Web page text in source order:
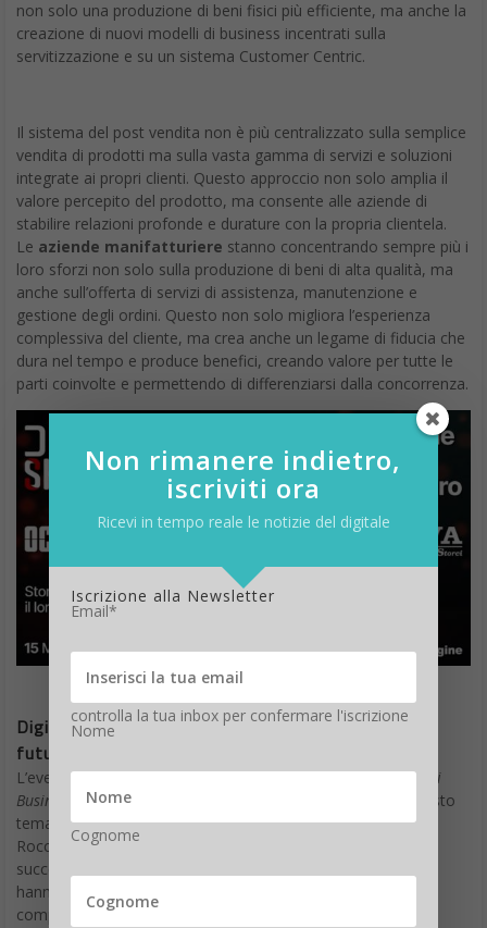
non solo una produzione di beni fisici più efficiente, ma anche la
creazione di nuovi modelli di business incentrati sulla
servitizzazione e su un sistema Customer Centric.
Il sistema del post vendita non è più centralizzato sulla semplice
vendita di prodotti ma sulla vasta gamma di servizi e soluzioni
integrate ai propri clienti. Questo approccio non solo amplia il
valore percepito del prodotto, ma consente alle aziende di
stabilire relazioni profonde e durature con la propria clientela.
Le aziende manifatturiere stanno concentrando sempre più i
loro sforzi non solo sulla produzione di beni di alta qualità, ma
anche sull’offerta di servizi di assistenza, manutenzione e
gestione degli ordini. Questo non solo migliora l’esperienza
complessiva del cliente, ma crea anche un legame di fiducia che
dura nel tempo e produce benefici, creando valore per tutte le
parti coinvolte e permettendo di differenziarsi dalla concorrenza.
Digital Sharing: l’evento sulla servitizzazione e il
futuro delle aziende manifatturiere
L’evento “Digital Sharing – La Servitizzazione come Modello di
Business del Futuro
” è un’occasione unica per esplorare questo
tema in profondità. In programma per il 15 maggio 2024 a
Rocca Sveva (VR), questo evento metterà in luce le storie di
successo di aziende manifatturiere che partendo da criticità
hanno trasformato il loro post vendita in un vantaggio
competitivo.
Non rimanere indietro,
iscriviti ora
Ricevi in tempo reale le notizie del digitale
Iscrizione alla Newsletter
Email*
controlla la tua inbox per confermare l'iscrizione
Nome
Cognome